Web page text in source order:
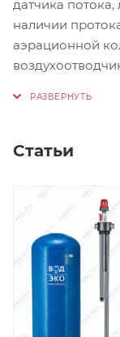
датчика
наличии
аэрационной
Статьи